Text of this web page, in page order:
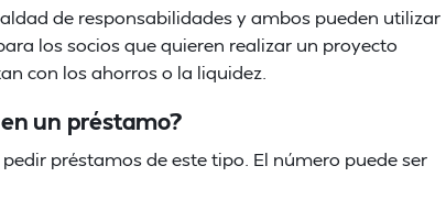
de responsabilidades y ambos pueden utilizar
los socios que quieren realizar un proyecto
con los ahorros o la liquidez.
un préstamo?
préstamos de este tipo. El número puede ser